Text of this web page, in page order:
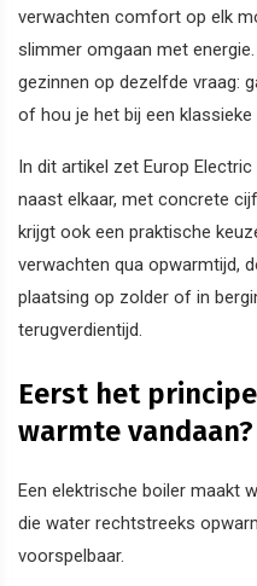
verwachten comfort op elk
slimmer omgaan met
gezinnen op dezelfde vraag:
of hou je het bij een
In dit artikel zet Europ
naast elkaar, met concrete
krijgt ook een praktische
verwachten qua opwarmtijd,
plaatsing op zolder of in
terugverdientijd.
Eerst het
warmte vandaan?
Een elektrische boiler maakt
die water rechtstreeks
voorspelbaar.